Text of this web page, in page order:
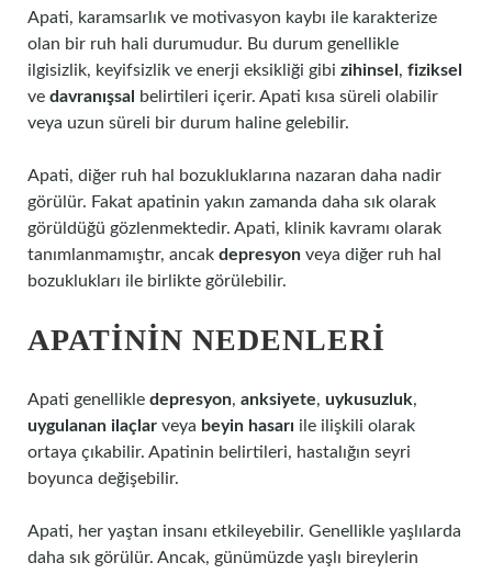
Apati, karamsarlık ve motivasyon kaybı ile karakterize
olan bir ruh hali durumudur. Bu durum genellikle
ilgisizlik, keyifsizlik ve enerji eksikliği gibi zihinsel , fiziksel
ve davranışsal
belirtileri içerir. Apati kısa süreli olabilir
veya uzun süreli bir durum haline gelebilir.
Apati, diğer ruh hal bozukluklarına nazaran daha nadir
görülür. Fakat apatinin yakın zamanda daha sık olarak
görüldüğü gözlenmektedir. Apati, klinik kavramı olarak
tanımlanmamıştır, ancak depresyon veya diğer ruh hal
bozuklukları ile birlikte görülebilir.
APATININ NEDENLERI
Apati genellikle depresyon, anksiyete, uykusuzluk,
uygulanan ilaçlar veya beyin hasarı ile ilişkili olarak
ortaya çıkabilir. Apatinin belirtileri, hastalığın seyri
boyunca değişebilir.
Apati, her yaştan insanı etkileyebilir. Genellikle yaşlılarda
daha sık görülür. Ancak, günümüzde yaşlı bireylerin